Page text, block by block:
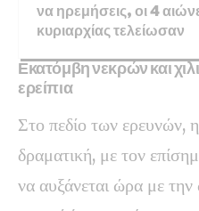
να ηρεμήσεις, οι 4
κυριαρχίας τελείωσαν
Εκατόμβη νεκρών και
ερείπια
Στο πεδίο των ερευνών,
δραματική, με τον
να αυξάνεται ώρα με